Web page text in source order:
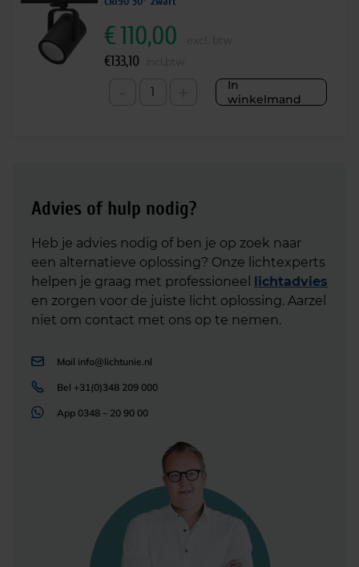
In
winkelmand
€110,00
€133,10
Advies of hulp nodig?
Heb je advies nodig of ben je op zoek naar
een alternatieve oplossing? Onze lichtexperts
helpen je graag met professioneel lichtadvies
en zorgen voor de juiste licht oplossing. Aarzel
niet om contact met ons op te nemen.
Mail info@lichtunie.nl
Bel +31(0)348 209 000
App 0348 – 20 90 00